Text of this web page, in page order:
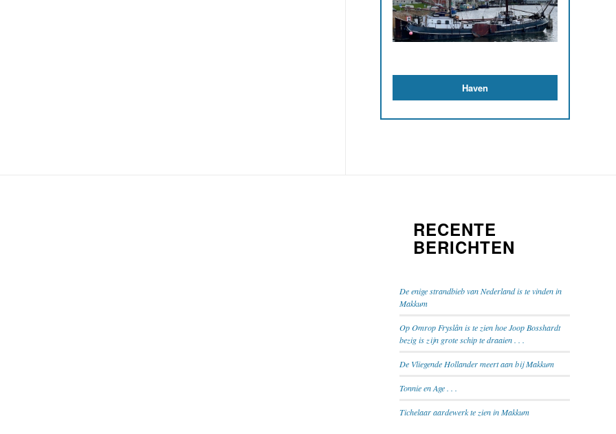
Haven
RECENTE
BERICHTEN
De enige strandbieb van Nederland is te vinden in
Makkum
Op Omrop Fryslân is te zien hoe Joop Bosshardt
bezig is zijn grote schip te draaien . . .
De Vliegende Hollander meert aan bij Makkum
Tonnie en Age . . .
Tichelaar aardewerk te zien in Makkum